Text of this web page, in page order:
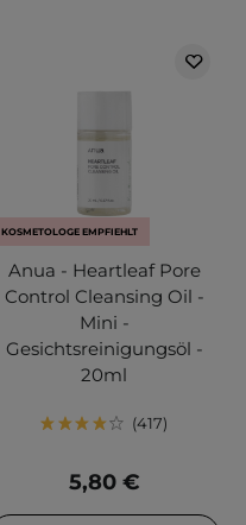
KOSMETOLOGE EMPFIEHLT
Anua - Heartleaf Pore
Control Cleansing Oil -
Mini -
Gesichtsreinigungsöl -
20ml
417
5,80 €